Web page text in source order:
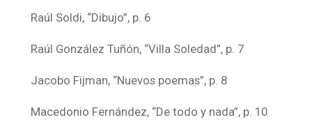
Raúl Soldi, “Dibujo”, p. 6
Raúl González Tuñón, “Villa Soledad”, p. 7
Jacobo Fijman, “Nuevos poemas”, p. 8
Macedonio Fernández, “De todo y nada”, p. 10